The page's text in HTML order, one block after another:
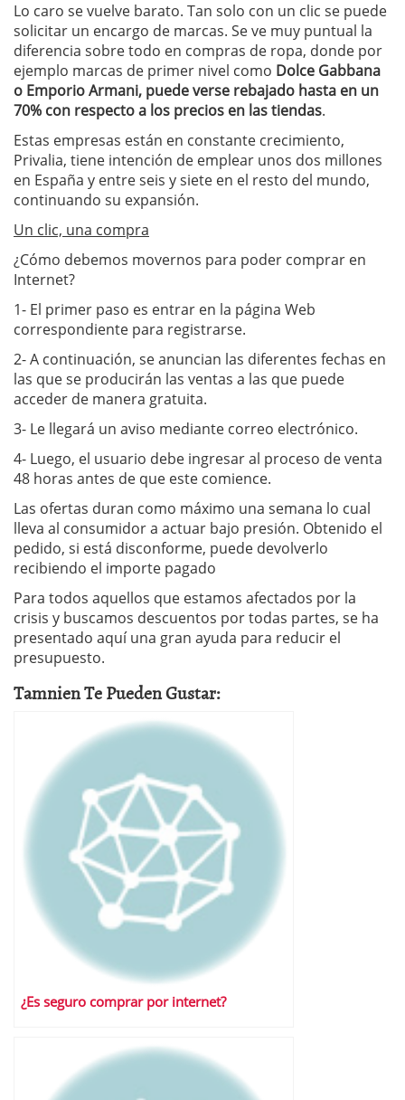
Lo caro se vuelve barato. Tan solo con un clic se puede
solicitar un encargo de marcas. Se ve muy puntual la
diferencia sobre todo en compras de ropa, donde por
ejemplo marcas de primer nivel como Dolce Gabbana
o Emporio Armani, puede verse rebajado hasta en un
70% con respecto a los precios en las tiendas.
Estas empresas están en constante crecimiento,
Privalia, tiene intención de emplear unos dos millones
en España y entre seis y siete en el resto del mundo,
continuando su expansión.
Un clic, una compra
¿Cómo debemos movernos para poder comprar en
Internet?
1- El primer paso es entrar en la página Web
correspondiente para registrarse.
2- A continuación, se anuncian las diferentes fechas en
las que se producirán las ventas a las que puede
acceder de manera gratuita.
3- Le llegará un aviso mediante correo electrónico.
4- Luego, el usuario debe ingresar al proceso de venta
48 horas antes de que este comience.
Las ofertas duran como máximo una semana lo cual
lleva al consumidor a actuar bajo presión. Obtenido el
pedido, si está disconforme, puede devolverlo
recibiendo el importe pagado
Para todos aquellos que estamos afectados por la
crisis y buscamos descuentos por todas partes, se ha
presentado aquí una gran ayuda para reducir el
presupuesto.
Tamnien Te Pueden Gustar:
¿Es seguro comprar por internet?